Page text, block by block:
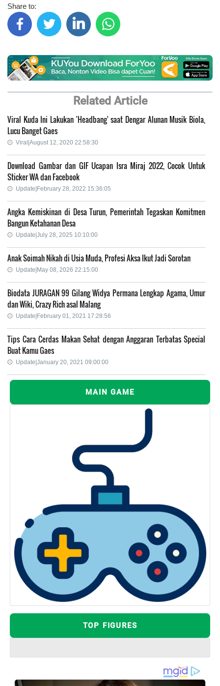
Share to:
Related Article
Viral Kuda Ini Lakukan 'Headbang' saat Dengar Alunan Musik Biola,
Lucu Banget Gaes
Viral|August 12, 2020 22:58:30
Download Gambar dan GIF Ucapan Isra Miraj 2022, Cocok Untuk
Sticker WA dan Facebook
Update|February 28, 2022 15:36:05
Angka Kemiskinan di Desa Turun, Pemerintah Tegaskan Komitmen
Bangun Ketahanan Desa
Update|July 28, 2025 10:10:00
Anak Soimah Nikah di Usia Muda, Profesi Aksa Ikut Jadi Sorotan
Update|May 08, 2026 22:15:00
Biodata JURAGAN 99 Gilang Widya Permana Lengkap Agama, Umur
dan Wiki, Crazy Rich asal Malang
Update|February 01, 2021 17:28:56
Tips Cara Cerdas Makan Sehat dengan Anggaran Terbatas Special
Buat Kamu Gaes
Update|January 20, 2021 09:00:00
MAIN GAME
TOP FIGURES